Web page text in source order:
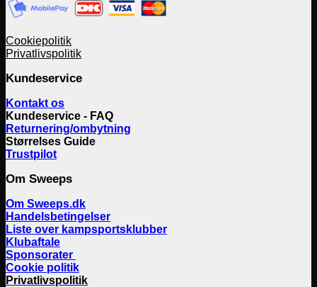
Cookiepolitik
Privatlivspolitik
Kundeservice
Kontakt os
Kundeservice - FAQ
Returnering/ombytning
Størrelses Guide
Trustpilot
Om Sweeps
Om Sweeps.dk
Handelsbetingelser
Liste over kampsportsklubber
Klubaftale
Sponsorater
Cookie politik
Privatlivspolitik